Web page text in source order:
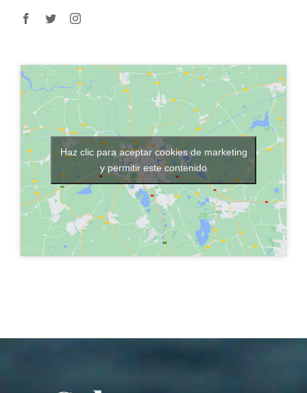
Haz clic para aceptar cookies de marketing
y permitir este contenido